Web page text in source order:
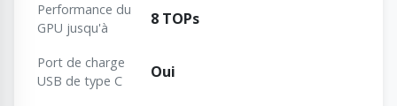
Performance du
GPU jusqu'à
8 TOPs
Port de charge
USB de type C
Oui